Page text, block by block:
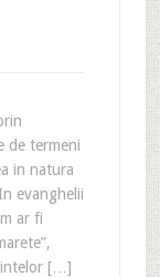
termeni
in natura
evanghelii
ar fi
[…]